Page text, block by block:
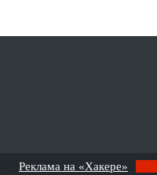
Реклама на «Хакере»